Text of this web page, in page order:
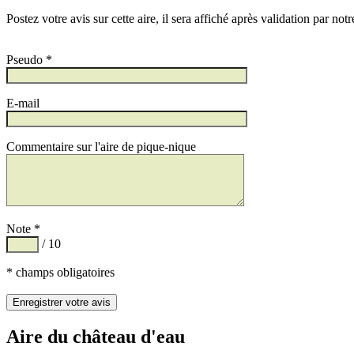
Postez votre avis sur cette aire, il sera affiché après validation par
Pseudo *
E-mail
Commentaire sur l'aire de pique-nique
Note *
/ 10
* champs obligatoires
Aire du château d'eau